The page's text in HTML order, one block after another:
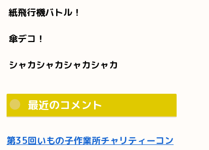
紙飛行機バトル！
傘デコ！
シャカシャカシャカシャカ
最近のコメント
第35回いもの子作業所チャリティーコン